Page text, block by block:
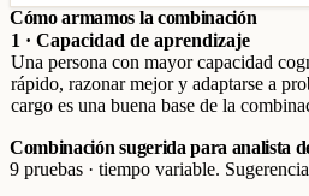
Cómo armamos la combinación
1 · Capacidad de aprendizaje
Una persona con mayor capacidad
rápido, razonar mejor y adaptarse a
cargo es una buena base de la
Combinación sugerida para analista
9 pruebas · tiempo variable.